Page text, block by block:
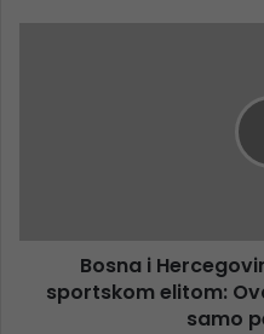
Bosna i
sportskom elitom:
samo